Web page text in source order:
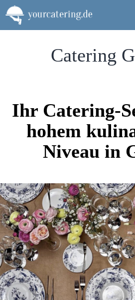
Zum
Inhalt
springen
Catering
Ihr Catering-
hohem
Niveau in